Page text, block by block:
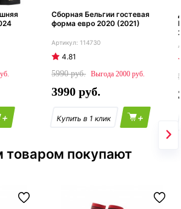
+
Сборная Бельгии гостевая
форма евро 2020 (2021)
114730
4.81
5990
2000
3990
+
товаром покупают